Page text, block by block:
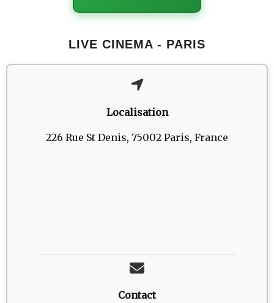
LIVE CINEMA - PARIS
Localisation
226 Rue St Denis, 75002 Paris, France
Contact